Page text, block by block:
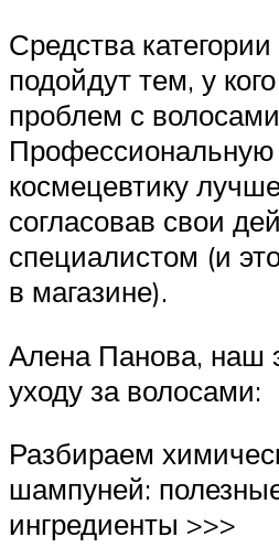
Средства
подойдут тем, у
проблем с
Профессиональную
космецевтику
согласовав свои
специалистом (и
в магазине).
Алена Панова, наш
уходу за волосами:
Разбираем
шампуней:
ингредиенты >>>